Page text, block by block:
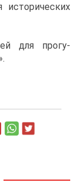
для про­гу­